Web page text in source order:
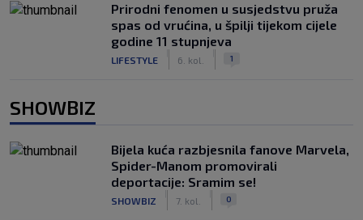
Prirodni fenomen u susjedstvu pruža
spas od vrućina, u špilji tijekom cijele
godine 11 stupnjeva
LIFESTYLE 6. kol. 1
SHOWBIZ
Bijela kuća razbjesnila fanove Marvela,
Spider-Manom promovirali
deportacije: Sramim se!
SHOWBIZ 7. kol. 0